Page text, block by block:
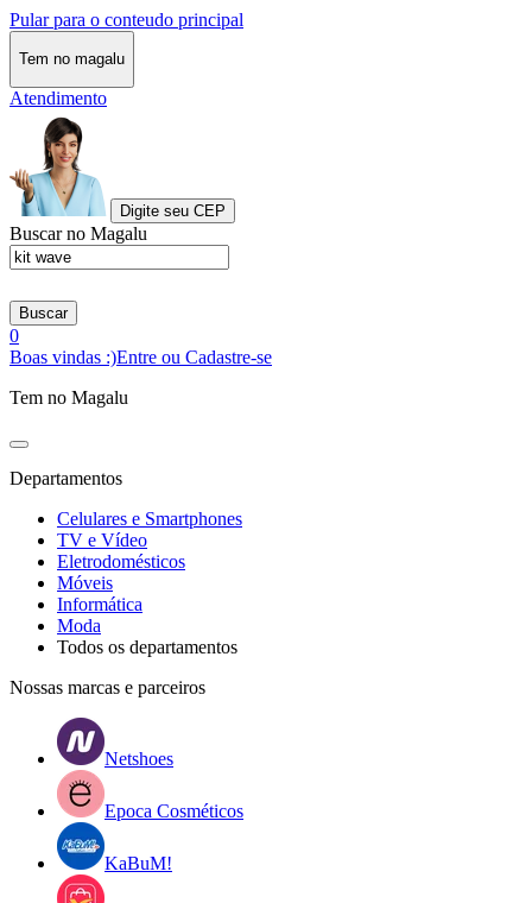
Pular para o conteudo principal
Tem no magalu
Atendimento
Digite seu CEP
Buscar no Magalu
Buscar
0
Boas vindas :)Entre ou Cadastre-se
Tem no Magalu
Departamentos
Celulares e Smartphones
TV e Vídeo
Eletrodomésticos
Móveis
Informática
Moda
Todos os departamentos
Nossas marcas e parceiros
Netshoes
Epoca Cosméticos
KaBuM!